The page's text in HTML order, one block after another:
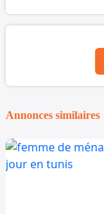
Annonces similaires